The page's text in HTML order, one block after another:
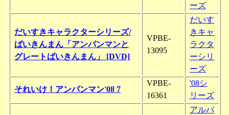
ーズ
だいすきキャラクターシリーズ/
ばいきんまん「アンパンマンと
グレートばいきんまん」 [DVD]
VPBE-
13095
だいす
きキャ
ラクタ
ーシリ
ーズ
それいけ！アンパンマン'08 7
VPBE-
16361
'08シ
リーズ
アルバ